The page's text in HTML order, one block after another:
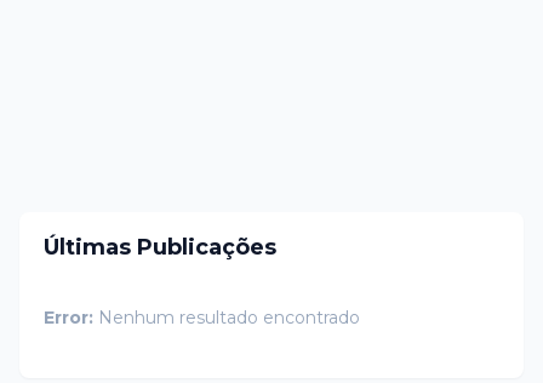
Últimas Publicações
Error: Nenhum resultado encontrado